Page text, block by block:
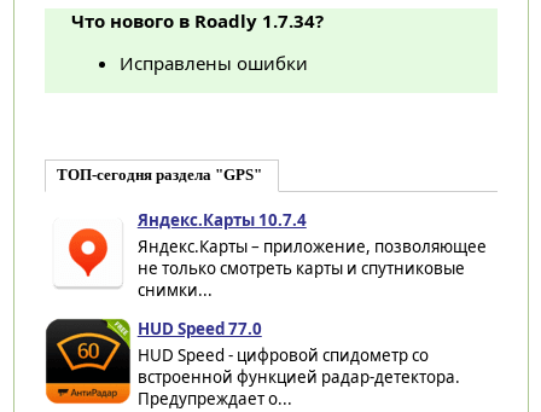
Что нового в Roadly 1.7.34?
Исправлены ошибки
ТОП-сегодня раздела "GPS"
Яндекс.Карты 10.7.4
Яндекс.Карты – приложение, позволяющее
не только смотреть карты и спутниковые
снимки...
HUD Speed 77.0
HUD Speed - цифровой спидометр со
встроенной функцией радар-детектора.
Предупреждает о...